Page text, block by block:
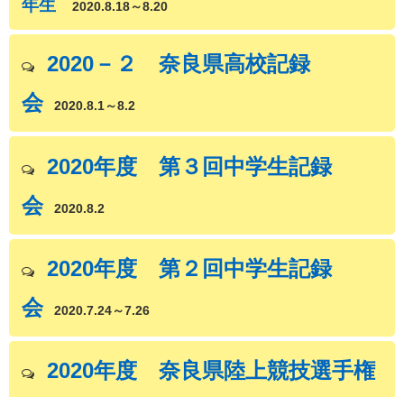
年生 2020.8.18～8.20
2020－２ 奈良県高校記録
会
2020.8.1～8.2
2020年度 第３回中学生記録
会
2020.8.2
2020年度 第２回中学生記録
会
2020.7.24～7.26
2020年度 奈良県陸上競技選手権